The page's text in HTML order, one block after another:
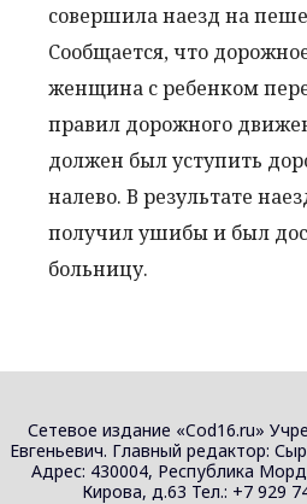
совершила наезд на
Сообщается, что
женщина с ребенком
правил дорожного
должен был уступить
налево. В результате
получил ушибы и был
больницу.
Сетевое издание «Cod16.ru»
Евгеньевич. Главный редактор:
Адрес: 430004, Республика
Кирова, д.63 Тел.: +7 929